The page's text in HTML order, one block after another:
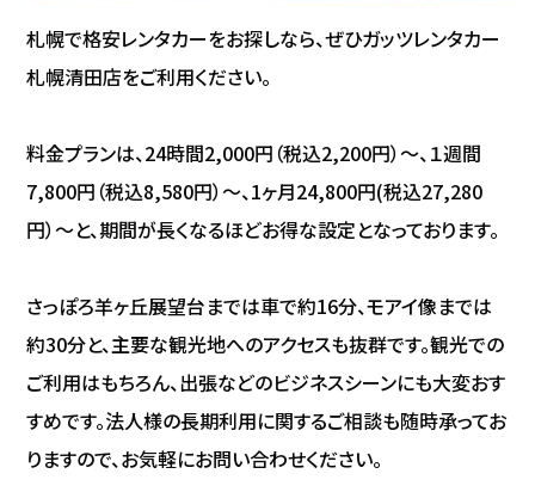
札幌で格安レンタカーをお探しなら、ぜひガッツレンタカー
札幌清田店をご利用ください。
料金プランは、24時間2,000円（税込2,200円）～、１週間
7,800円（税込8,580円）～、1ヶ月24,800円(税込27,280
円）〜と、期間が長くなるほどお得な設定となっております。
さっぽろ羊ヶ丘展望台までは車で約16分、モアイ像までは
約30分と、主要な観光地へのアクセスも抜群です。観光での
ご利用はもちろん、出張などのビジネスシーンにも大変おす
すめです。法人様の長期利用に関するご相談も随時承ってお
りますので、お気軽にお問い合わせください。